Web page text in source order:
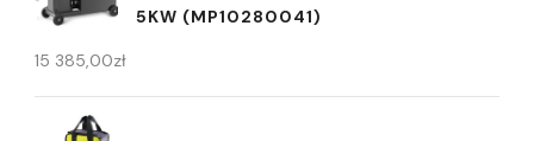
5KW (MP10280041)
15 385,00zł